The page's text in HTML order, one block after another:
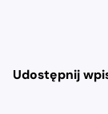
Udostępnij